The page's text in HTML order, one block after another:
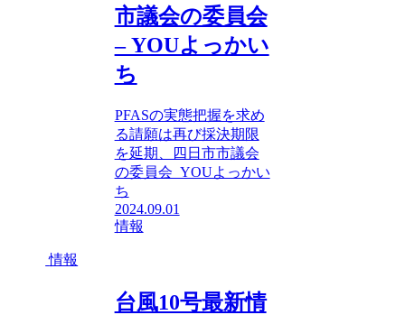
市議会の委員会
– YOUよっかい
ち
PFASの実態把握を求め
る請願は再び採決期限
を延期、四日市市議会
の委員会 YOUよっかい
ち
2024.09.01
情報
情報
台風10号最新情